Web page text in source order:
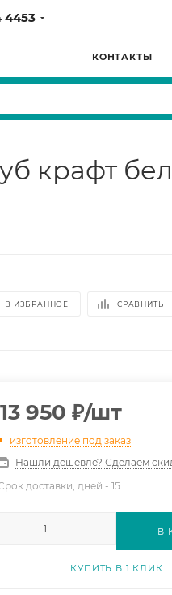
4453
КОНТАКТЫ
крафт
В ИЗБРАННОЕ СРАВНИТЬ
13 950 ₽/шт
изготовление под заказ
Нашли дешевле? Сделаем
доставки, дней -15
В
КУПИТЬ В 1 КЛИК